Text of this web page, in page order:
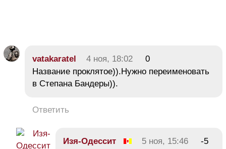
vatakaratel 4 ноя, 18:02
0
Название проклятое)).Нужно переименовать
в Степана Бандеры)).
Ответить
Изя-Одессит 5 ноя, 15:46 -5